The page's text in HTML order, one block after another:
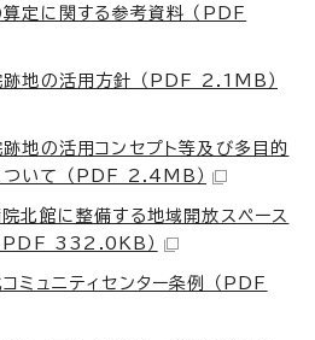
算定に関する参考資料 （PDF
跡地の活用方針 （PDF 2.1MB）
跡地の活用コンセプト等及び多目的
ついて （PDF 2.4MB）
院北館に整備する地域開放スペース
PDF 332.0KB）
ミュニティセンター条例 （PDF